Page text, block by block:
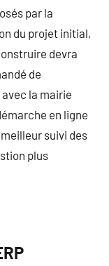
par la
du projet initial,
devra
de
la mairie
en ligne
suivi des
plus